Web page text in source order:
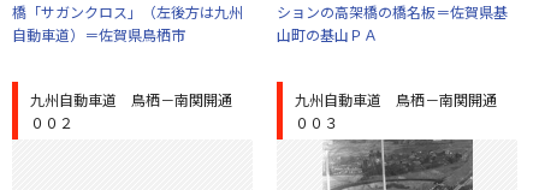
橋「サガンクロス」（左後方は九州
自動車道）＝佐賀県鳥栖市
ションの高架橋の橋名板＝佐賀県基
山町の基山ＰＡ
九州自動車道 鳥栖－南関開通
００２
九州自動車道 鳥栖－南関開通
００３